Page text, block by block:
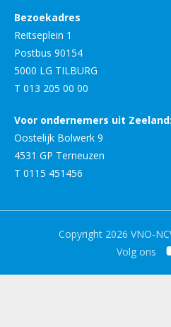
Bezoekadres
Reitseplein 1
Postbus 90154
5000 LG TILBURG
T 013 205 00 00
Voor ondernemers uit Zeeland:
Oostelijk Bolwerk 9
4531 GP Terneuzen
T 0115 451456
Copyright 2026 VNO-
Volg ons